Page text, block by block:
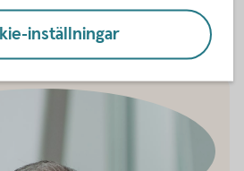
Mauri
inställningar